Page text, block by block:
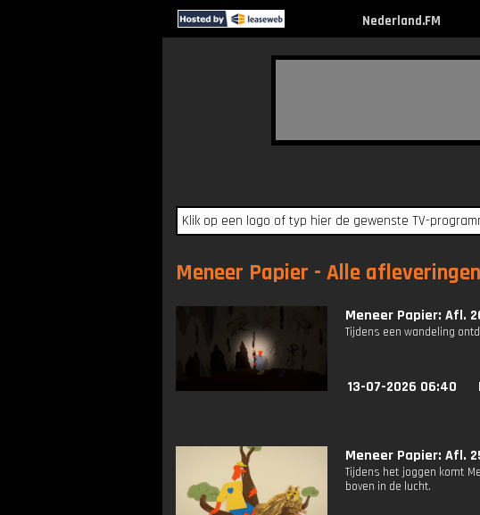
Nederland.FM
Meneer Papier - Alle afleveringen
Meneer Papier: Afl.
Tijdens een wandeling
13-07-2026 06:40
Meneer Papier: Afl.
Tijdens het joggen komt
boven in de lucht.